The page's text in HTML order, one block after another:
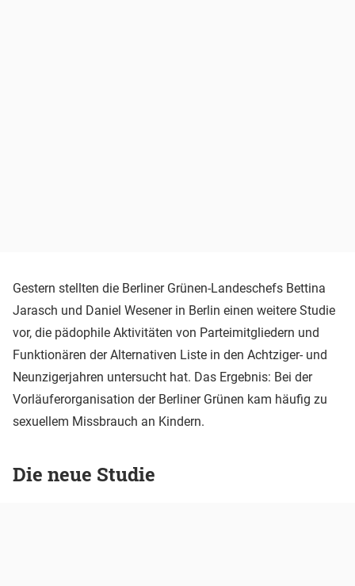
Gestern stellten die Berliner Grünen-Landeschefs Bettina
Jarasch und Daniel Wesener in Berlin einen weitere Studie
vor, die pädophile Aktivitäten von Parteimitgliedern und
Funktionären der Alternativen Liste in den Achtziger- und
Neunzigerjahren untersucht hat. Das Ergebnis: Bei der
Vorläuferorganisation der Berliner Grünen kam häufig zu
sexuellem Missbrauch an Kindern.
Die neue Studie